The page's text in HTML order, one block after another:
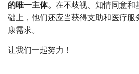
的唯一主体。 在不歧视、知情同意和
础上，他们还应当获得支助和医疗服
康需求。
让我们一起努力！